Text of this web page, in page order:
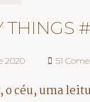
THINGS
2020 51
o céu, uma